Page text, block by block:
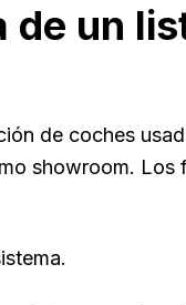
de un
de coches
showroom.